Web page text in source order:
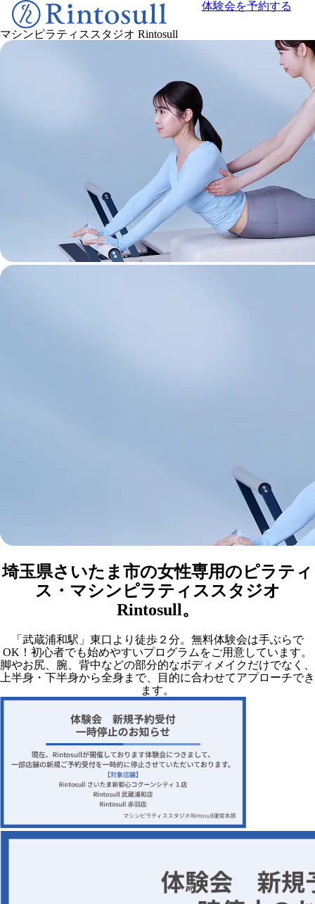
マシンピラティススタジオ Rintosull
体験会を予約する
さいたま市
埼玉県さいたま市の女性専用のピラティ
ス・マシンピラティススタジオ
Rintosull。
「武蔵浦和駅」東口より徒歩２分。無料体験会は手ぶらで
OK！初心者でも始めやすいプログラムをご用意しています。
脚やお尻、腕、背中などの部分的なボディメイクだけでなく、
上半身・下半身から全身まで、目的に合わせてアプローチでき
ます。